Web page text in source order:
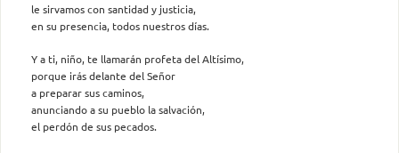
le sirvamos con santidad y justicia,
en su presencia, todos nuestros días.
Y a ti, niño, te llamarán profeta del Altísimo,
porque irás delante del Señor
a preparar sus caminos,
anunciando a su pueblo la salvación,
el perdón de sus pecados.